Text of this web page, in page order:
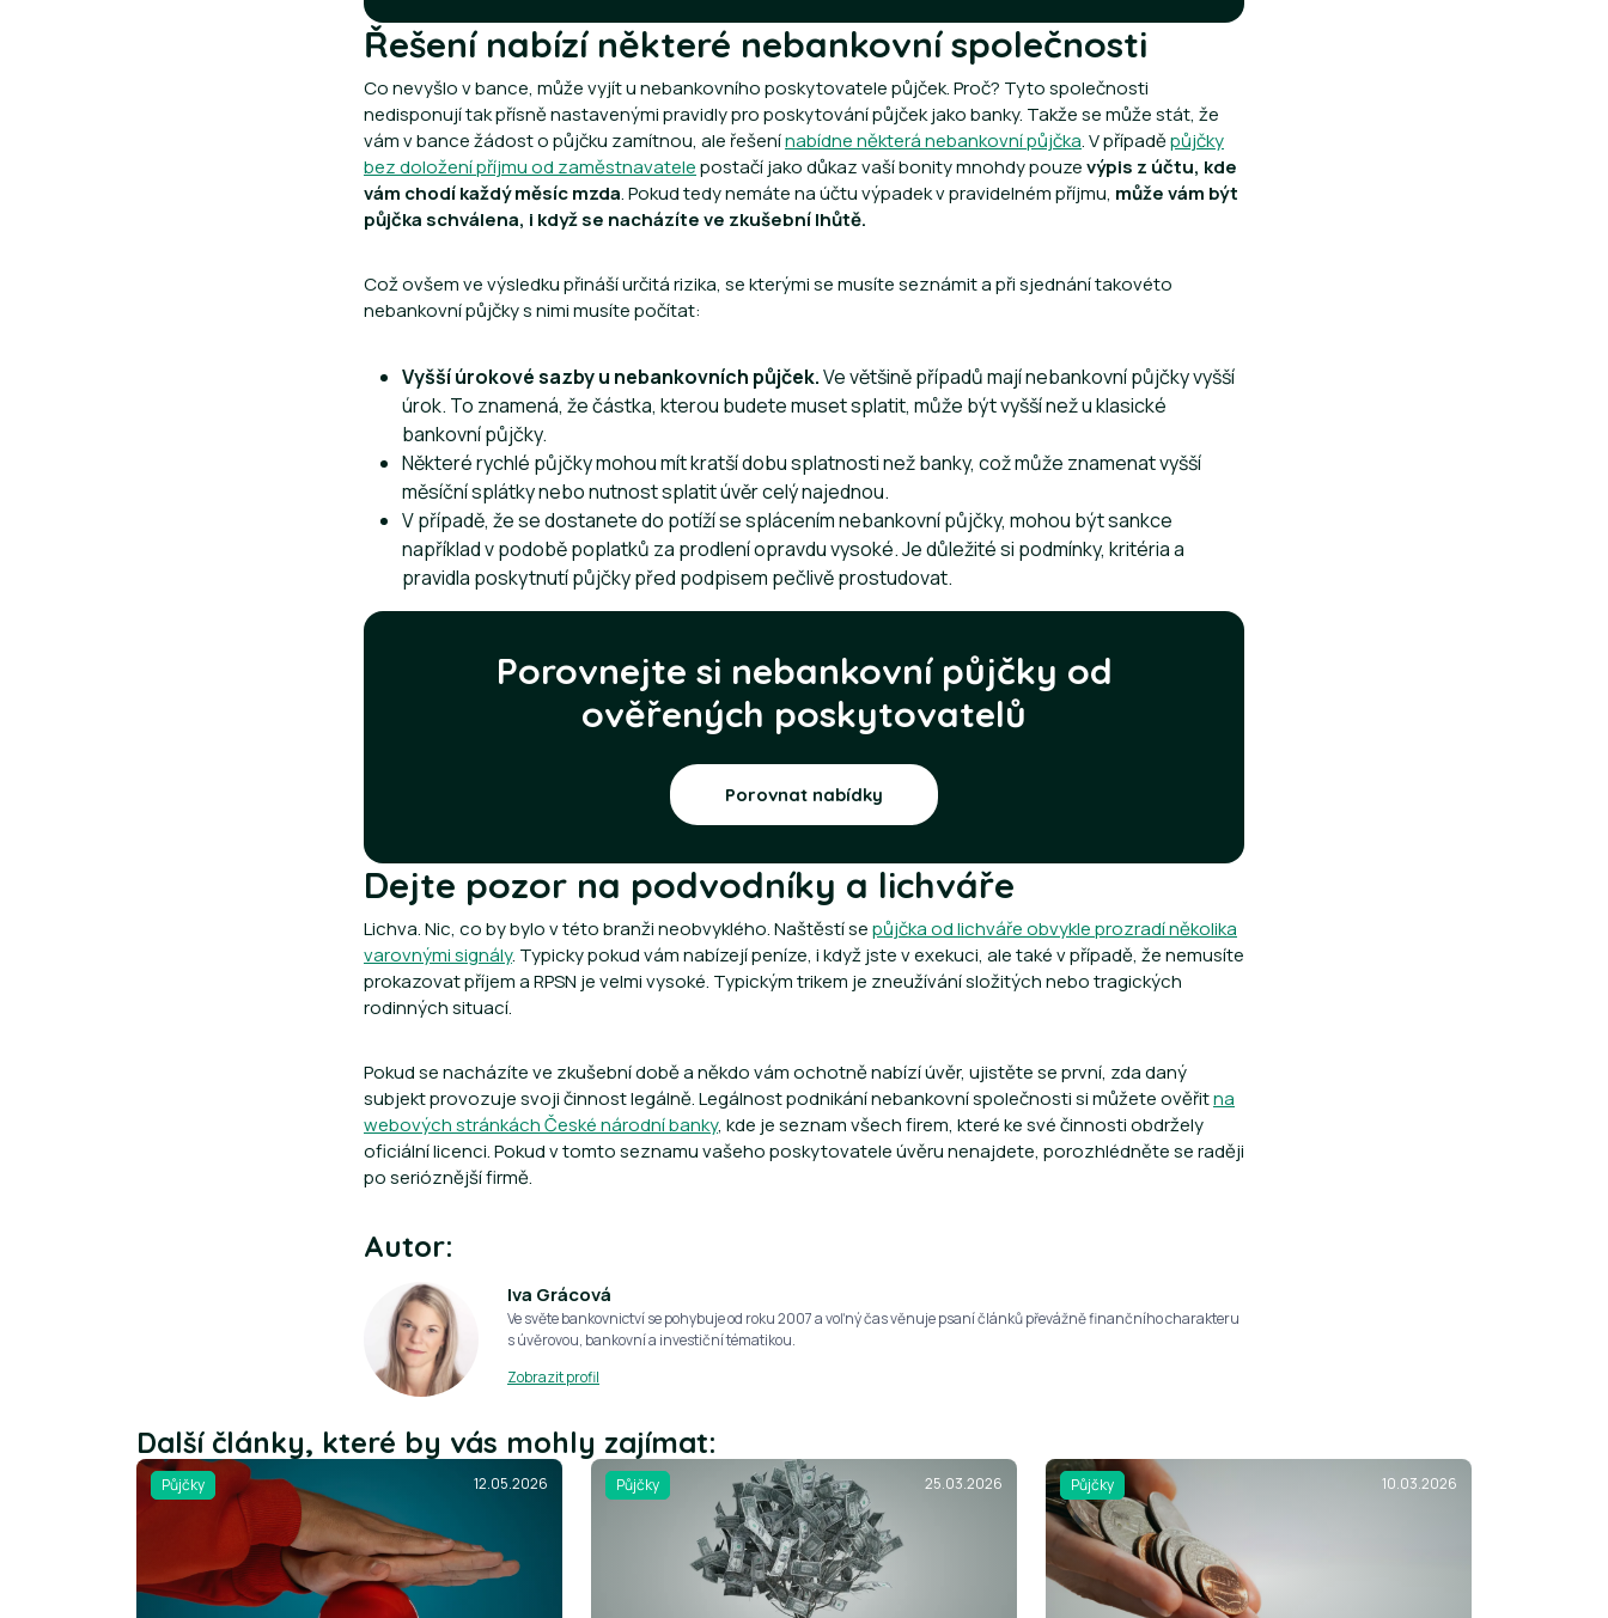
Řešení nabízí některé nebankovní společnosti
Co nevyšlo v bance, může vyjít u nebankovního poskytovatele půjček. Proč? Tyto společnosti
nedisponují tak přísně nastavenými pravidly pro poskytování půjček jako banky. Takže se může stát, že
vám v bance žádost o půjčku zamítnou, ale řešenínabídne některá nebankovní půjčka. V případěpůjčky
bez doložení příjmu od zaměstnavatelepostačí jako důkaz vaší bonity mnohdy pouzevýpis z účtu, kde
vám chodí každý měsíc mzda. Pokud tedy nemáte na účtu výpadek v pravidelném příjmu, může vám být
půjčka schválena, i když se nacházíte ve zkušební lhůtě.
Což ovšem ve výsledku přináší určitá rizika, se kterými se musíte seznámit a při sjednání takovéto
nebankovní půjčky s nimi musíte počítat:
Vyšší úrokové sazby u nebankovních půjček.Ve většině případů mají nebankovní půjčky vyšší
úrok. To znamená, že částka, kterou budete muset splatit, může být vyšší než u klasické
bankovní půjčky.
Některé rychlé půjčky mohou mít kratší dobu splatnosti než banky, což může znamenat vyšší
měsíční splátky nebo nutnost splatit úvěr celý najednou.
V případě, že se dostanete do potíží se splácením nebankovní půjčky, mohou být sankce
například v podobě poplatků za prodlení opravdu vysoké. Je důležité si podmínky, kritéria a
pravidla poskytnutí půjčky před podpisem pečlivě prostudovat.
Porovnejte si nebankovní půjčky od
ověřených poskytovatelů
Porovnat nabídky
Dejte pozor na podvodníky a lichváře
Lichva. Nic, co by bylo v této branži neobvyklého. Naštěstí sepůjčka od lichváře obvykle prozradí několika
varovnými signály. Typicky pokud vám nabízejí peníze, i když jste v exekuci, ale také v případě, že nemusíte
prokazovat příjem a RPSN je velmi vysoké. Typickým trikem je zneužívání složitých nebo tragických
rodinných situací.
Pokud se nacházíte ve zkušební době a někdo vám ochotně nabízí úvěr, ujistěte se první, zda daný
subjekt provozuje svoji činnost legálně. Legálnost podnikání nebankovní společnosti si můžete ověřitna
webových stránkách České národní banky, kde je seznam všech firem, které ke své činnosti obdržely
oficiální licenci. Pokud v tomto seznamu vašeho poskytovatele úvěru nenajdete, porozhlédněte se raději
po serióznější firmě.
Autor:
Iva Grácová
Ve světe bankovnictví se pohybuje od roku 2007 a voľný čas věnuje psaní článků převážně finančního charakteru
s úvěrovou, bankovní a investiční tématikou.
Zobrazit profil
Další články, které by vás mohly zajímat:
Půjčky 12.05.2026 Půjčky 25.03.2026 Půjčky 10.03.2026